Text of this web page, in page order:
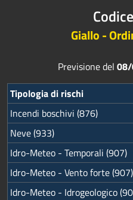
Giallo -
Previsione del
Tipologia di rischi
Incendi boschivi (876)
Neve (933)
Idro-Meteo - Temporali (907)
Idro-Meteo - Vento forte (907)
Idro-Meteo - Idrogeologico